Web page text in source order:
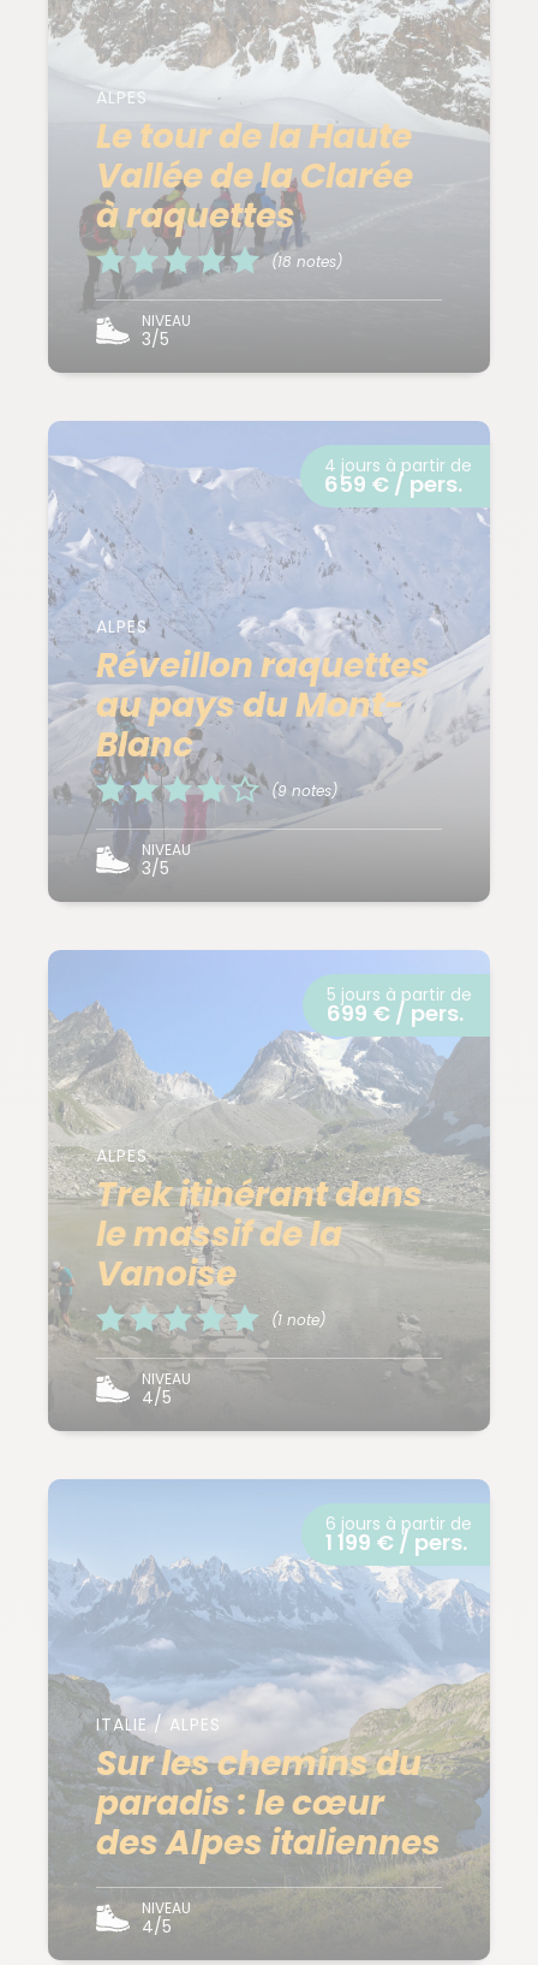
ALPES
Le tour de la Haute
Vallée de la Clarée
à raquettes
(18 notes)
NIVEAU
3/5
ALPES
Réveillon raquettes
au pays du Mont-
Blanc
(9 notes)
NIVEAU
3/5
4 jours à partir de
659 € / pers.
ALPES
Trek itinérant dans
le massif de la
Vanoise
(1 note)
NIVEAU
4/5
5 jours à partir de
699 € / pers.
ITALIE / ALPES
Sur les chemins du
paradis : le cœur
des Alpes italiennes
NIVEAU
4/5
6 jours à partir de
1 199 € / pers.